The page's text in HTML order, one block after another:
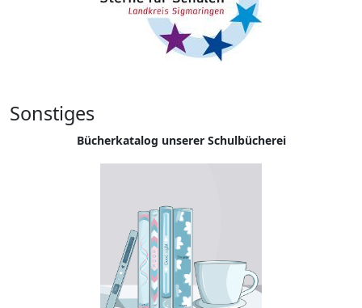
Sonstiges
Bücherkatalog unserer Schulbücherei